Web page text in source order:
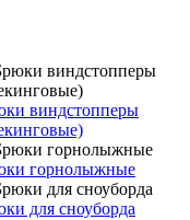
виндстопперы
горнолыжные
для сноуборда